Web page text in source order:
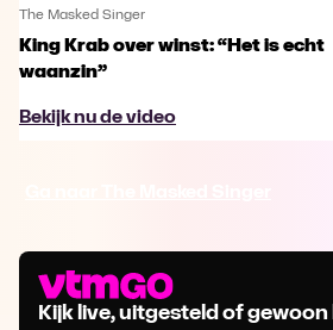
The Masked Singer
King Krab over winst: “Het is echt
waanzin”
Bekijk nu de video
Kijk live, uitgesteld of gewoon